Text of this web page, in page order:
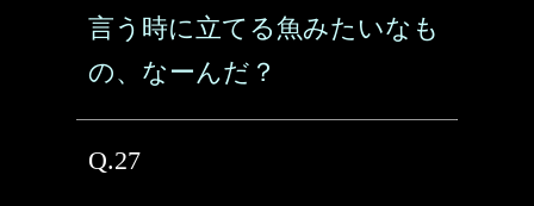
言う時に立てる魚みたいなも
の、なーんだ？
Q.27